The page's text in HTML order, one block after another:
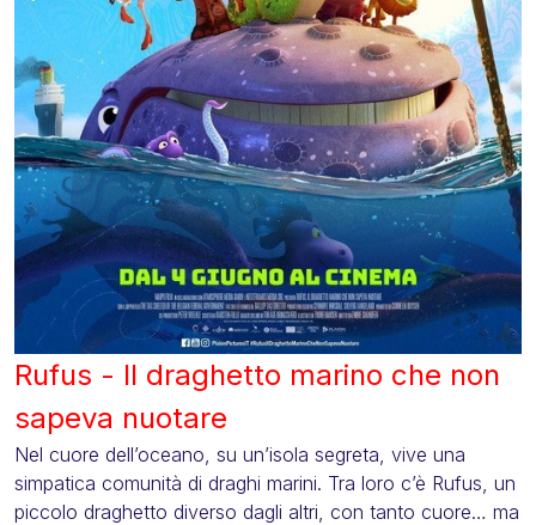
Rufus - Il draghetto marino che non
sapeva nuotare
Nel cuore dell’oceano, su un’isola segreta, vive una
simpatica comunità di draghi marini. Tra loro c’è Rufus, un
piccolo draghetto diverso dagli altri, con tanto cuore… ma